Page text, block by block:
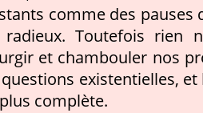
comme des
Toutefois rien
et chambouler nos
existentielles, et
complète.